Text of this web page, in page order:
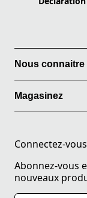
Nous connaitre
Magasinez
Connectez-
Abonnez-vous
nouveaux